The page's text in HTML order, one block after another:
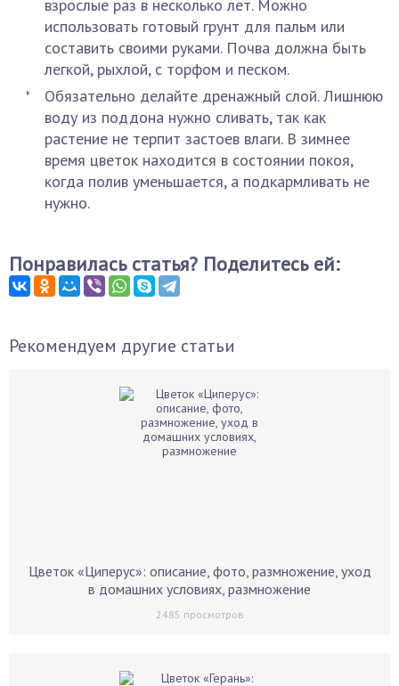
взрослые раз в несколько лет. Можно
использовать готовый грунт для пальм или
составить своими руками. Почва должна быть
легкой, рыхлой, с торфом и песком.
Обязательно делайте дренажный слой. Лишнюю
воду из поддона нужно сливать, так как
растение не терпит застоев влаги. В зимнее
время цветок находится в состоянии покоя,
когда полив уменьшается, а подкармливать не
нужно.
Понравилась статья? Поделитесь ей:
Рекомендуем другие статьи
Цветок «Циперус»: описание, фото, размножение, уход
в домашних условиях, размножение
2485 просмотров